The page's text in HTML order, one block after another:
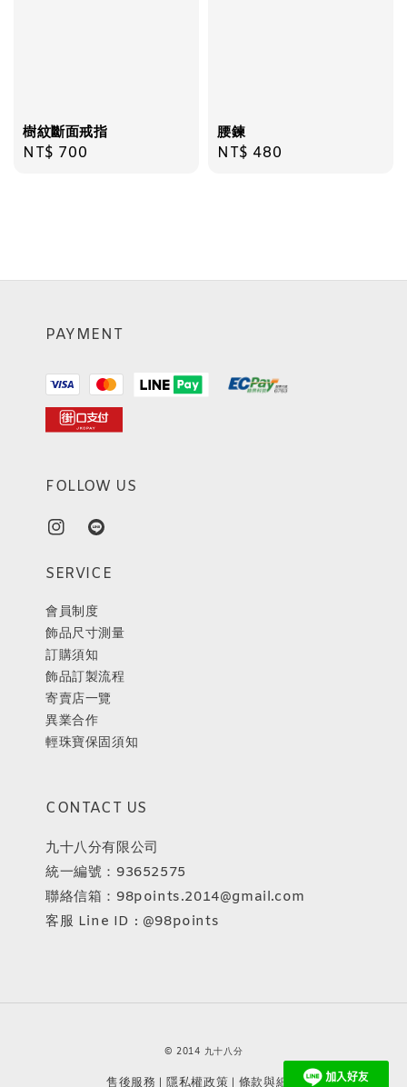
樹紋斷面戒指
Regular
NT$ 700
腰鍊
Regular
NT$ 480
PAYMENT
FOLLOW US
SERVICE
會員制度
飾品尺寸測量
訂購須知
飾品訂製流程
寄賣店一覽
異業合作
輕珠寶保固須知
CONTACT US
九十八分有限公司
統一編號：93652575
聯絡信箱：98points.2014@gmail.com
客服 Line ID : @98points
© 2014 九十八分
售後服務 隱私權政策 條款與細則